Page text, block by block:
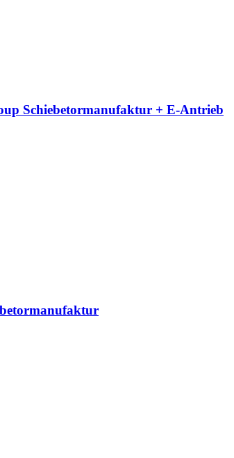
Schiebetormanufaktur + E-Antrieb